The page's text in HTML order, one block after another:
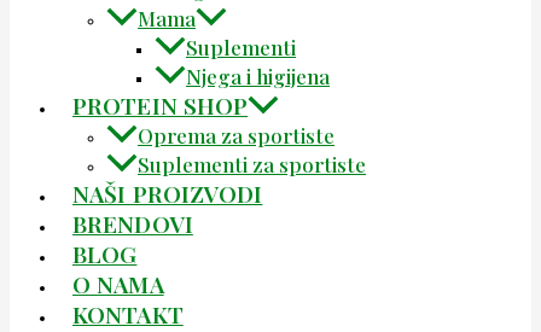
Mama
Suplementi
Njega i higijena
PROTEIN SHOP
Oprema za sportiste
Suplementi za sportiste
NAŠI PROIZVODI
BRENDOVI
BLOG
O NAMA
KONTAKT